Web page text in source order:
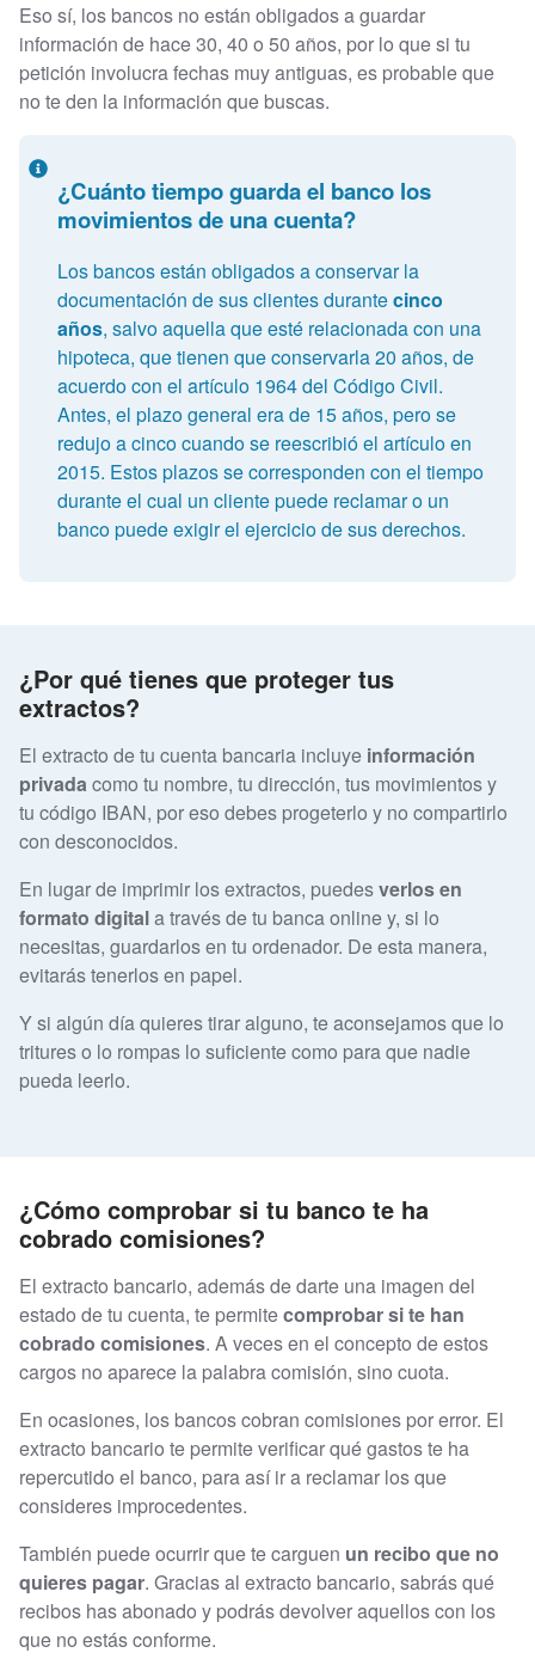
Eso sí, los bancos no están obligados a guardar
información de hace 30, 40 o 50 años, por lo que si tu
petición involucra fechas muy antiguas, es probable que
no te den la información que buscas.
¿Cuánto tiempo guarda el banco los
movimientos de una cuenta?
Los bancos están obligados a conservar la
documentación de sus clientes durantecinco
años, salvo aquella que esté relacionada con una
hipoteca, que tienen que conservarla 20 años, de
acuerdo con el artículo 1964 del Código Civil.
Antes, el plazo general era de 15 años, pero se
redujo a cinco cuando se reescribió el artículo en
2015. Estos plazos se corresponden con el tiempo
durante el cual un cliente puede reclamar o un
banco puede exigir el ejercicio de sus derechos.
¿Por qué tienes que proteger tus
extractos?
El extracto de tu cuenta bancaria incluye información
privada como tu nombre, tu dirección, tus movimientos y
tu código IBAN, por eso debes progeterlo y no compartirlo
con desconocidos.
En lugar de imprimir los extractos, puedesverlos en
formato digitala través de tu banca online y, si lo
necesitas, guardarlos en tu ordenador. De esta manera,
evitarás tenerlos en papel.
Y si algún día quieres tirar alguno, te aconsejamos que lo
tritures o lo rompas lo suficiente como para que nadie
pueda leerlo.
¿Cómo comprobar si tu banco te ha
cobrado comisiones?
El extracto bancario, además de darte una imagen del
estado de tu cuenta, te permitecomprobar si te han
cobrado comisiones. A veces en el concepto de estos
cargos no aparece la palabra comisión, sino cuota.
En ocasiones, los bancos cobran comisiones por error. El
extracto bancario te permite verificar qué gastos te ha
repercutido el banco, para así ir a reclamar los que
consideres improcedentes.
También puede ocurrir que te carguen un recibo que no
quieres pagar. Gracias al extracto bancario, sabrás qué
recibos has abonado y podrás devolver aquellos con los
que no estás conforme.